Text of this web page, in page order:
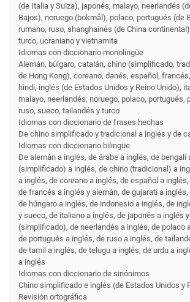
(de Italia y Suiza), japonés, malayo, neerlandés
Bajos), noruego (bokmål), polaco, portugués (de
rumano, ruso, shanghainés (de China
turco, ucraniano y vietnamita
Idiomas con diccionario monolingüe
Alemán, búlgaro, catalán, chino (simplificado,
de Hong Kong), coreano, danés, español,
hindi, inglés (de Estados Unidos y Reino Unido),
malayo, neerlandés, noruego, polaco, portugués,
ruso, sueco, tailandés y turco
Idiomas con diccionario de frases hechas
De chino simplificado y tradicional a inglés y de
Idiomas con diccionario bilingüe
De alemán a inglés, de árabe a inglés, de bengalí
(simplificado) a inglés, de chino (tradicional) a
a inglés, de coreano a inglés, de español a
de francés a inglés y alemán, de gujarati a inglés,
de húngaro a inglés, de indonesio a inglés, de
y sueco, de italiano a inglés, de japonés a inglés
(simplificado), de neerlandés a inglés, de polaco
de portugués a inglés, de ruso a inglés, de
de tamil a inglés, de telugu a inglés, de urdu a
a inglés
Idiomas con diccionario de sinónimos
Chino simplificado e inglés (de Estados Unidos y
Revisión ortográfica